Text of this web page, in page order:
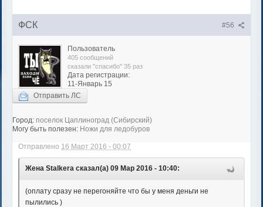
#56
ФСК
Пользователь
405 сообщений
сказали "спасибо" 35 раз
Дата регистрации:
11-Январь 15
Отправить ЛС
Город: поселок Цаплиноград (Сибирский)
Могу быть полезен: Ножи для ледобуров
Отправлено 16 Март 2016 - 00:07
Жена Stalkera сказал(а) 09 Мар 2016 - 10:40:
(оплату сразу не перегоняйте что бы у меня деньги не
пылились )